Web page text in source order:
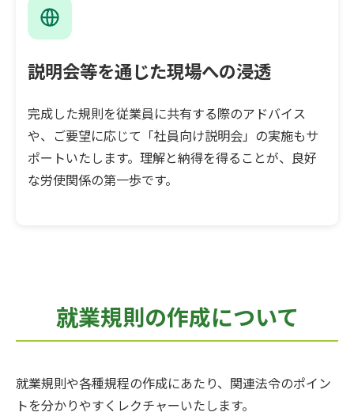
説明会等を通じた現場への浸透
完成した規則を従業員に共有する際のアドバイス
や、ご要望に応じて「社員向け説明会」の実施もサ
ポートいたします。理解と納得を得ることが、良好
な労使関係の第一歩です。
就業規則の作成について
就業規則や各種規程の作成にあたり、関連法令のポイン
トを分かりやすくレクチャーいたします。